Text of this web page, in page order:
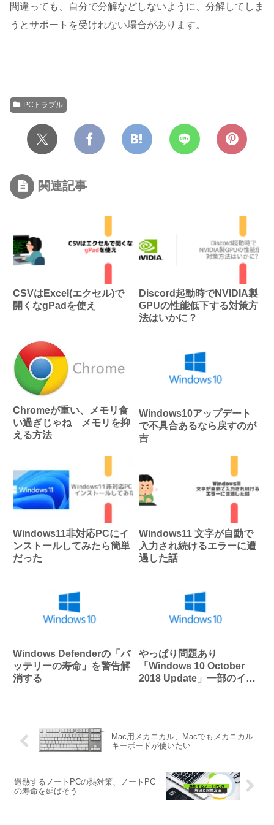
間違っても、自分で分解などしないように、分解してしま
うとサポートを受けれない場合があります。
PCトラブル
関連記事
CSVはExcel(エクセル)で
開くなgPadを使え
Discord起動時でNVIDIA製
GPUの性能低下する対策方
法はいかに？
Chromeが重い、メモリ食
い過ぎじゃね メモリを抑
える方法
Windows10アップデート
で不具合あるなら戻すのが
吉
Windows11非対応PCにイ
ンストールしてみたら簡単
だった
Windows11 文字が自動で
入力され続けるエラーに遭
遇した話
Windows Defenderの「バ
ッテリーの寿命」を警告解
消する
やっぱり問題あり
「Windows 10 October
2018 Update」一部のイン
Mac用メカニカル、Macでもメカニカル
キーボードが使いたい
過熱するノートPCの熱対策、ノートPC
の寿命を延ばそう